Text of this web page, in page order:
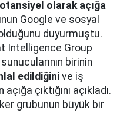
olarak açığa
Google ve sosyal
duyurmuştu.
Intelligence Group
birinin
edildiğini ve iş
çıktığını açıkladı.
grubunun büyük bir